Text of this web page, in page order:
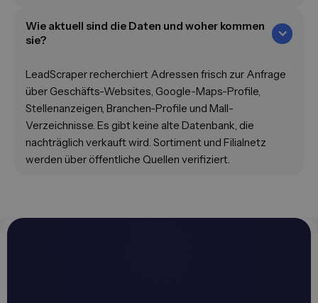
Wie aktuell sind die Daten und woher kommen
sie?
LeadScraper recherchiert Adressen frisch zur Anfrage
über Geschäfts-Websites, Google-Maps-Profile,
Stellenanzeigen, Branchen-Profile und Mall-
Verzeichnisse. Es gibt keine alte Datenbank, die
nachträglich verkauft wird. Sortiment und Filialnetz
werden über öffentliche Quellen verifiziert.